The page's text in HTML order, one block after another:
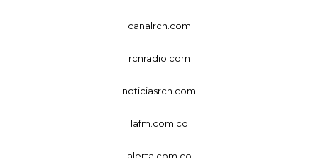
canalrcn.com
rcnradio.com
noticiasrcn.com
lafm.com.co